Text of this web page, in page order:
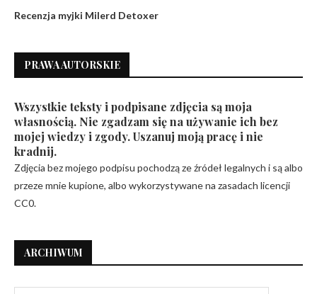
Recenzja myjki Milerd Detoxer
PRAWA AUTORSKIE
Wszystkie teksty i podpisane zdjęcia są moja
własnością. Nie zgadzam się na używanie ich bez
mojej wiedzy i zgody. Uszanuj moją pracę i nie
kradnij.
Zdjęcia bez mojego podpisu pochodzą ze źródeł legalnych i są albo
przeze mnie kupione, albo wykorzystywane na zasadach licencji
CC0.
ARCHIWUM